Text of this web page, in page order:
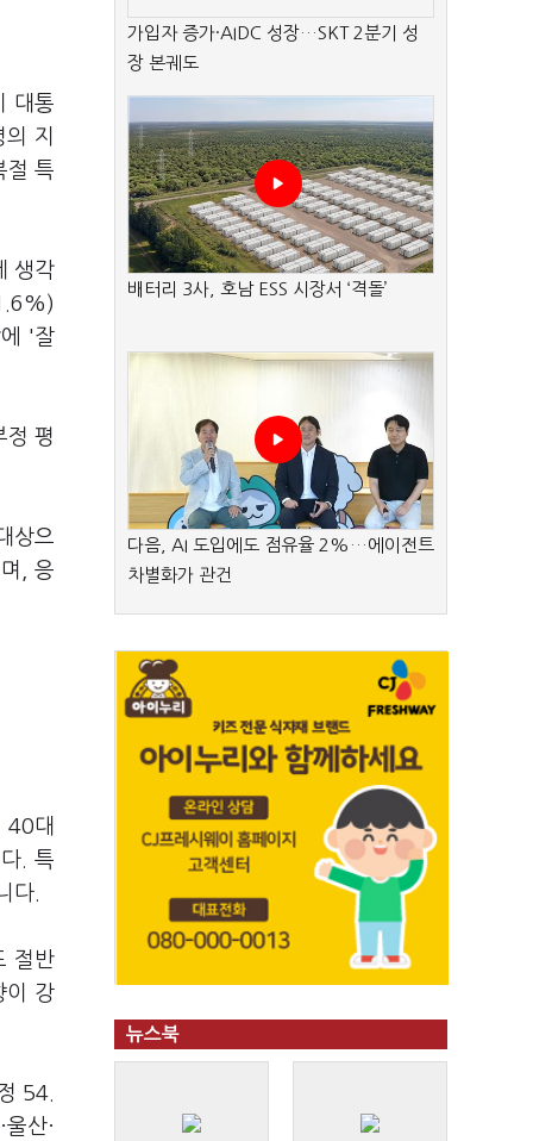
대통
지
절 특
생각
'잘
평
상으
, 응
40대
. 특
다.
절반
이 강
54.
산·
가입자 증가·AIDC 성장…SKT 2분기 성
장 본궤도
배터리 3사, 호남 ESS 시장서 ‘격돌’
다음, AI 도입에도 점유율 2%…에이전트
차별화가 관건
뉴스북